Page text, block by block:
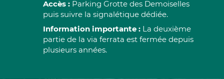
Accès : Parking Grotte des Demoiselles
puis suivre la signalétique dédiée.
Information importante : La deuxième
partie de la via ferrata est fermée depuis
plusieurs années.